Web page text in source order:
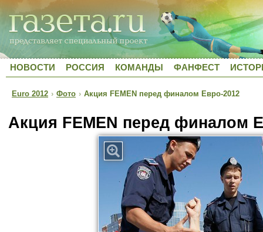
НОВОСТИ РОССИЯ КОМАНДЫ ФАНФЕСТ
Euro 2012 › Фото › Акция FEMEN перед финалом Евро-2012
Акция FEMEN перед финалом